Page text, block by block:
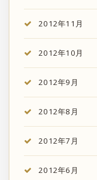
2012年11月
2012年10月
2012年9月
2012年8月
2012年7月
2012年6月